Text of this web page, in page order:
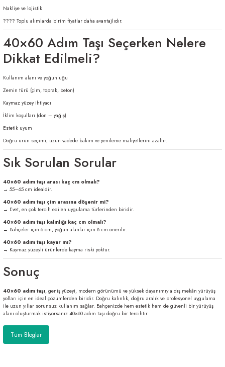
Nakliye ve lojistik
???? Toplu alımlarda birim fiyatlar daha avantajlıdır.
40×60 Adım Taşı Seçerken Nelere
Dikkat Edilmeli?
Kullanım alanı ve yoğunluğu
Zemin türü (çim, toprak, beton)
Kaymaz yüzey ihtiyacı
İklim koşulları (don – yağış)
Estetik uyum
Doğru ürün seçimi, uzun vadede bakım ve yenileme maliyetlerini azaltır.
Sık Sorulan Sorular
40×60 adım taşı arası kaç cm olmalı?
→ 55–65 cm idealdir.
40×60 adım taşı çim arasına döşenir mi?
→ Evet, en çok tercih edilen uygulama türlerinden biridir.
40×60 adım taşı kalınlığı kaç cm olmalı?
→ Bahçeler için 6 cm, yoğun alanlar için 8 cm önerilir.
40×60 adım taşı kayar mı?
→ Kaymaz yüzeyli ürünlerde kayma riski yoktur.
Sonuç
40×60 adım taşı, geniş yüzeyi, modern görünümü ve yüksek dayanımıyla dış mekân yürüyüş
yolları için en ideal çözümlerden biridir. Doğru kalınlık, doğru aralık ve profesyonel uygulama
ile uzun yıllar sorunsuz kullanım sağlar. Bahçenizde hem estetik hem de güvenli bir yürüyüş
alanı oluşturmak istiyorsanız 40×60 adım taşı doğru bir tercihtir.
Tüm Bloglar